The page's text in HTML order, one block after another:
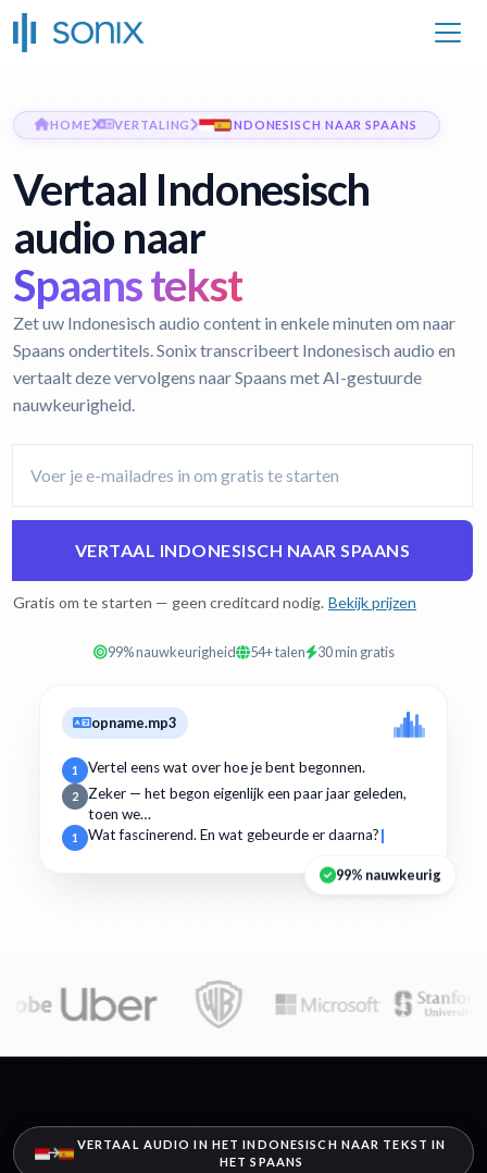
HOME VERTALING INDONESISCH NAAR SPAANS
Vertaal Indonesisch
audio naar
Spaans tekst
Zet uw Indonesisch audio content in enkele minuten om naar
Spaans ondertitels. Sonix transcribeert Indonesisch audio en
vertaalt deze vervolgens naar Spaans met AI-gestuurde
nauwkeurigheid.
VERTAAL INDONESISCH NAAR SPAANS
Gratis om te starten — geen creditcard nodig. Bekijk prijzen
99% nauwkeurigheid 54+ talen 30 min gratis
opname.mp3
1 Vertel eens wat over hoe je bent begonnen.
2
Zeker — het begon eigenlijk een paar jaar geleden,
toen we…
1 Wat fascinerend. En wat gebeurde er daarna?
99% nauwkeurig
VERTAAL AUDIO IN HET INDONESISCH NAAR TEKST IN
HET SPAANS